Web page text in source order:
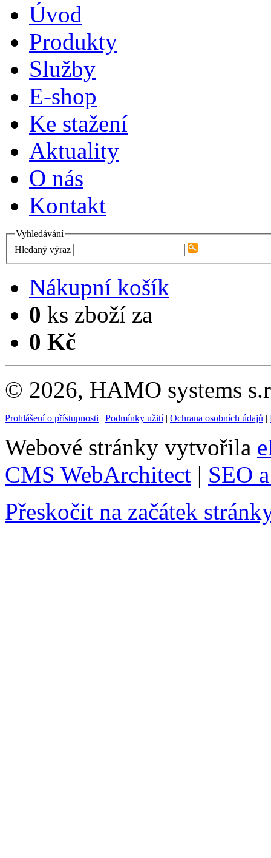
Úvod
Produkty
Služby
E-shop
Ke stažení
Aktuality
O nás
Kontakt
Vyhledávání
Hledaný výraz
Nákupní košík
0 ks zboží za
0 Kč
© 2026, HAMO systems
Prohlášení o přístupnosti | Podmínky užití| Ochrana osobních údajů |
Webové stránky vytvořila
CMS WebArchitect | SEO
Přeskočit na začátek